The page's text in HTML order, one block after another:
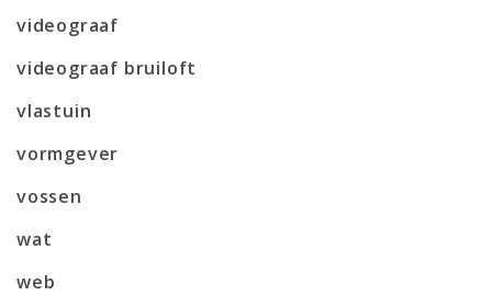
videograaf
videograaf bruiloft
vlastuin
vormgever
vossen
wat
web